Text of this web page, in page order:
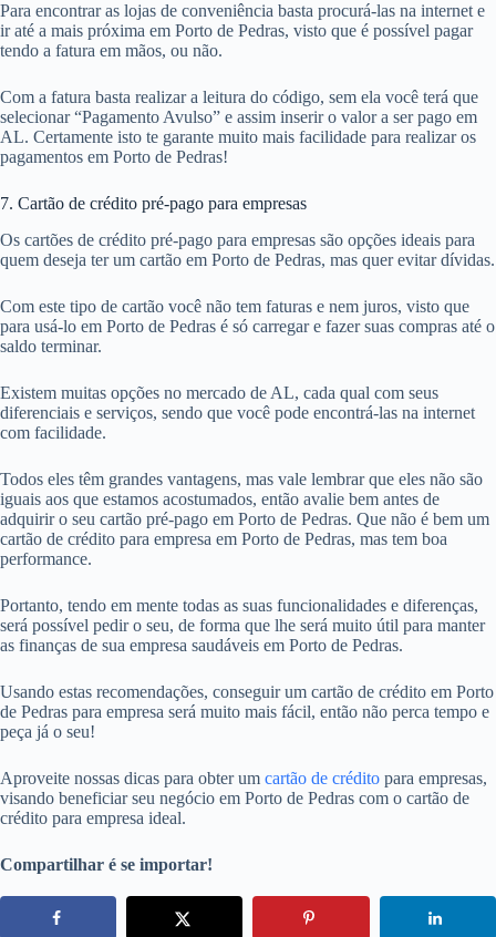
Para encontrar as lojas de conveniência basta procurá-las na internet e
ir até a mais próxima em Porto de Pedras, visto que é possível pagar
tendo a fatura em mãos, ou não.
Com a fatura basta realizar a leitura do código, sem ela você terá que
selecionar “Pagamento Avulso” e assim inserir o valor a ser pago em
AL. Certamente isto te garante muito mais facilidade para realizar os
pagamentos em Porto de Pedras!
7. Cartão de crédito pré-pago para empresas
Os cartões de crédito pré-pago para empresas são opções ideais para
quem deseja ter um cartão em Porto de Pedras, mas quer evitar dívidas.
Com este tipo de cartão você não tem faturas e nem juros, visto que
para usá-lo em Porto de Pedras é só carregar e fazer suas compras até o
saldo terminar.
Existem muitas opções no mercado de AL, cada qual com seus
diferenciais e serviços, sendo que você pode encontrá-las na internet
com facilidade.
Todos eles têm grandes vantagens, mas vale lembrar que eles não são
iguais aos que estamos acostumados, então avalie bem antes de
adquirir o seu cartão pré-pago em Porto de Pedras. Que não é bem um
cartão de crédito para empresa em Porto de Pedras, mas tem boa
performance.
Portanto, tendo em mente todas as suas funcionalidades e diferenças,
será possível pedir o seu, de forma que lhe será muito útil para manter
as finanças de sua empresa saudáveis em Porto de Pedras.
Usando estas recomendações, conseguir um cartão de crédito em Porto
de Pedras para empresa será muito mais fácil, então não perca tempo e
peça já o seu!
Aproveite nossas dicas para obter um cartão de crédito para empresas,
visando beneficiar seu negócio em Porto de Pedras com o cartão de
crédito para empresa ideal.
Compartilhar é se importar!